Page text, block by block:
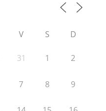
V S D
31 1 2
7 8 9